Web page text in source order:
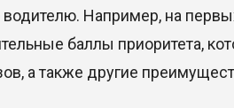
Например, на
баллы приоритета,
а также другие